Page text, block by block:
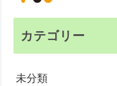
カテゴリー
未分類